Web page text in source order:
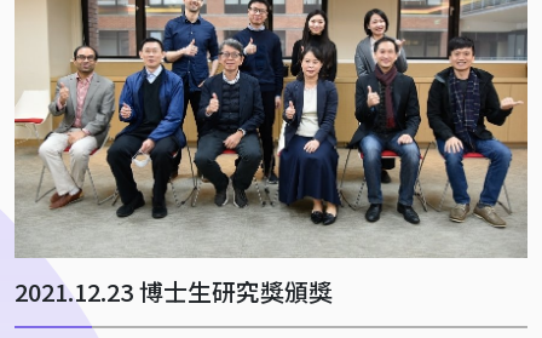
2021.12.23 博士生研究獎頒獎